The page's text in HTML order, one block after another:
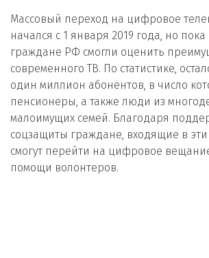
Массовый переход на цифровое
начался с 1 января 2019 года, но
граждане РФ смогли оценить
современного ТВ. По статистике,
один миллион абонентов, в число
пенсионеры, а также люди из
малоимущих семей. Благодаря
соцзащиты граждане, входящие в эти
смогут перейти на цифровое
помощи волонтеров.